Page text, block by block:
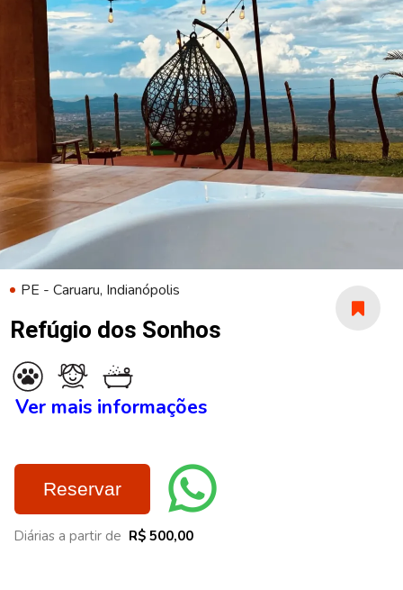
PE - Caruaru, Indianópolis
Refúgio dos Sonhos
Ver mais informações
Reservar
Diárias a partir de R$ 500,00